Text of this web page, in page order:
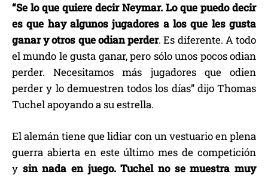
“Se lo que quiere decir Neymar. Lo que puedo decir
es que hay algunos jugadores a los que les gusta
ganar y otros que odian perder. Es diferente. A todo
el mundo le gusta ganar, pero sólo unos pocos odian
perder. Necesitamos más jugadores que odien
perder y lo demuestren todos los días” dijo Thomas
Tuchel apoyando a su estrella.
El alemán tiene que lidiar con un vestuario en plena
guerra abierta en este último mes de competición
y sin nada en juego. Tuchel no se muestra muy